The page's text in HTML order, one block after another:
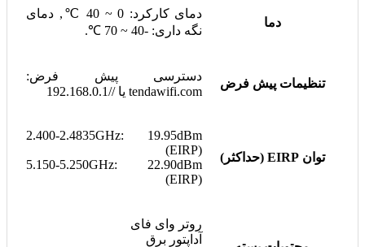
دما
دمای کارکرد: 0 ~ 40 ℃, دمای
نگه داری: -40 ~ 70 ℃.
تنظیمات پیش فرض
دسترسی پیش فرض:
tendawifi.com یا //192.168.0.1
توان EIRP (حداکثر)
2.400-2.4835GHz: 19.95dBm
(EIRP)
5.150-5.250GHz: 22.90dBm
(EIRP)
روتر وای فای
آداپتور برق